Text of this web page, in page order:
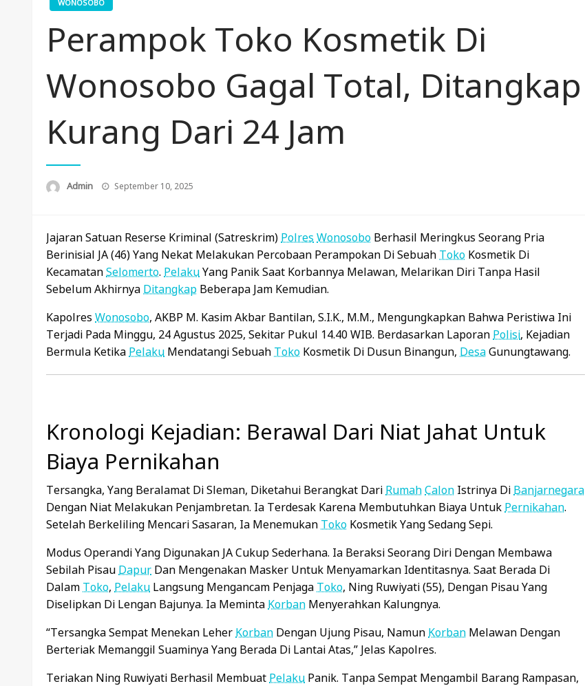
WONOSOBO
Perampok Toko Kosmetik Di
Wonosobo Gagal Total, Ditangkap
Kurang Dari 24 Jam
Admin
Posted
September 10, 2025
Jajaran Satuan Reserse Kriminal (Satreskrim) Polres Wonosobo Berhasil Meringkus Seorang Pria
Berinisial JA (46) Yang Nekat Melakukan Percobaan Perampokan Di Sebuah Toko Kosmetik Di
KecamatanSelomerto. PelakuYang Panik Saat Korbannya Melawan, Melarikan Diri Tanpa Hasil
Sebelum Akhirnya Ditangkap Beberapa Jam Kemudian.
Kapolres Wonosobo, AKBP M. Kasim Akbar Bantilan, S.I.K., M.M., Mengungkapkan Bahwa Peristiwa Ini
Terjadi Pada Minggu, 24 Agustus 2025, Sekitar Pukul 14.40 WIB. Berdasarkan Laporan Polisi, Kejadian
Bermula Ketika Pelaku Mendatangi Sebuah Toko Kosmetik Di Dusun Binangun, DesaGunungtawang.
Kronologi Kejadian: Berawal Dari Niat Jahat Untuk
Biaya Pernikahan
Tersangka, Yang Beralamat Di Sleman, Diketahui Berangkat Dari RumahCalon Istrinya Di Banjarnegara
Dengan Niat Melakukan Penjambretan. Ia Terdesak Karena Membutuhkan Biaya Untuk Pernikahan.
Setelah Berkeliling Mencari Sasaran, Ia Menemukan Toko Kosmetik Yang Sedang Sepi.
Modus Operandi Yang Digunakan JA Cukup Sederhana. Ia Beraksi Seorang Diri Dengan Membawa
Sebilah Pisau Dapur Dan Mengenakan Masker Untuk Menyamarkan Identitasnya. Saat Berada Di
Dalam Toko, Pelaku Langsung Mengancam Penjaga Toko, Ning Ruwiyati (55), Dengan Pisau Yang
Diselipkan Di Lengan Bajunya. Ia Meminta Korban Menyerahkan Kalungnya.
“Tersangka Sempat Menekan Leher Korban Dengan Ujung Pisau, Namun Korban Melawan Dengan
Berteriak Memanggil Suaminya Yang Berada Di Lantai Atas,” Jelas Kapolres.
Teriakan Ning Ruwiyati Berhasil Membuat Pelaku Panik. Tanpa Sempat Mengambil Barang Rampasan,